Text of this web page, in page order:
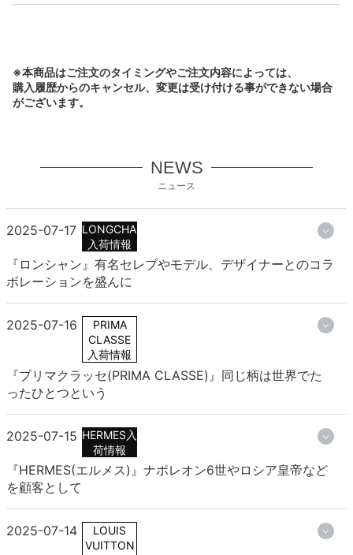
※本商品はご注文のタイミングやご注文内容によっては、
購入履歴からのキャンセル、変更は受け付ける事ができない場合
がございます。
NEWS
ニュース
2025-07-17 LONGCHAMP
入荷情報
『ロンシャン』有名セレブやモデル、デザイナーとのコラ
ボレーションを盛んに
2025-07-16
PRIMA
CLASSE
入荷情報
『プリマクラッセ(PRIMA CLASSE)』同じ柄は世界でた
ったひとつという
2025-07-15 HERMES入
荷情報
『HERMES(エルメス)』ナポレオン6世やロシア皇帝など
を顧客として
2025-07-14
LOUIS
VUITTON